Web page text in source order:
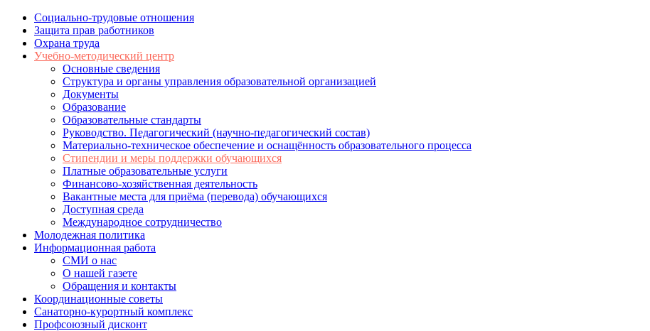
Социально-трудовые отношения
Защита прав работников
Охрана труда
Учебно-методический центр
Основные сведения
Структура и органы управления образовательной организацией
Документы
Образование
Образовательные стандарты
Руководство. Педагогический (научно-педагогический состав)
Материально-техническое обеспечение и оснащённость образовательного процесса
Стипендии и меры поддержки обучающихся
Платные образовательные услуги
Финансово-хозяйственная деятельность
Вакантные места для приёма (перевода) обучающихся
Доступная среда
Международное сотрудничество
Молодежная политика
Информационная работа
СМИ о нас
О нашей газете
Обращения и контакты
Координационные советы
Санаторно-курортный комплекс
Профсоюзный дисконт